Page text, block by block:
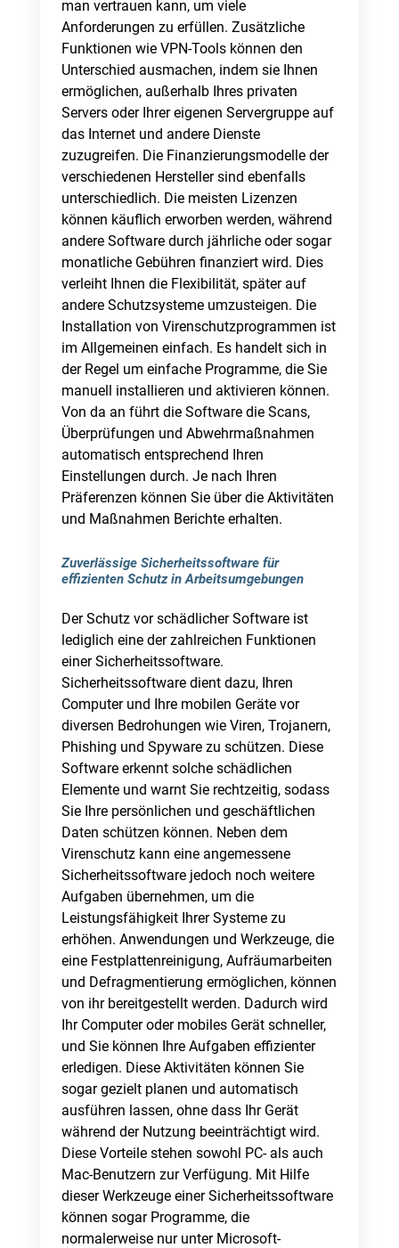
man vertrauen kann, um viele
Anforderungen zu erfüllen. Zusätzliche
Funktionen wie VPN-Tools können den
Unterschied ausmachen, indem sie Ihnen
ermöglichen, außerhalb Ihres privaten
Servers oder Ihrer eigenen Servergruppe auf
das Internet und andere Dienste
zuzugreifen. Die Finanzierungsmodelle der
verschiedenen Hersteller sind ebenfalls
unterschiedlich. Die meisten Lizenzen
können käuflich erworben werden, während
andere Software durch jährliche oder sogar
monatliche Gebühren finanziert wird. Dies
verleiht Ihnen die Flexibilität, später auf
andere Schutzsysteme umzusteigen. Die
Installation von Virenschutzprogrammen ist
im Allgemeinen einfach. Es handelt sich in
der Regel um einfache Programme, die Sie
manuell installieren und aktivieren können.
Von da an führt die Software die Scans,
Überprüfungen und Abwehrmaßnahmen
automatisch entsprechend Ihren
Einstellungen durch. Je nach Ihren
Präferenzen können Sie über die Aktivitäten
und Maßnahmen Berichte erhalten.
Zuverlässige Sicherheitssoftware für
effizienten Schutz in Arbeitsumgebungen
Der Schutz vor schädlicher Software ist
lediglich eine der zahlreichen Funktionen
einer Sicherheitssoftware.
Sicherheitssoftware dient dazu, Ihren
Computer und Ihre mobilen Geräte vor
diversen Bedrohungen wie Viren, Trojanern,
Phishing und Spyware zu schützen. Diese
Software erkennt solche schädlichen
Elemente und warnt Sie rechtzeitig, sodass
Sie Ihre persönlichen und geschäftlichen
Daten schützen können. Neben dem
Virenschutz kann eine angemessene
Sicherheitssoftware jedoch noch weitere
Aufgaben übernehmen, um die
Leistungsfähigkeit Ihrer Systeme zu
erhöhen. Anwendungen und Werkzeuge, die
eine Festplattenreinigung, Aufräumarbeiten
und Defragmentierung ermöglichen, können
von ihr bereitgestellt werden. Dadurch wird
Ihr Computer oder mobiles Gerät schneller,
und Sie können Ihre Aufgaben effizienter
erledigen. Diese Aktivitäten können Sie
sogar gezielt planen und automatisch
ausführen lassen, ohne dass Ihr Gerät
während der Nutzung beeinträchtigt wird.
Diese Vorteile stehen sowohl PC- als auch
Mac-Benutzern zur Verfügung. Mit Hilfe
dieser Werkzeuge einer Sicherheitssoftware
können sogar Programme, die
normalerweise nur unter Microsoft-